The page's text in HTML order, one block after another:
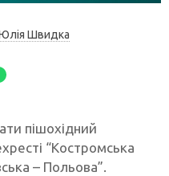
Швидка
пішохідний
“Костромська
– Польова”.